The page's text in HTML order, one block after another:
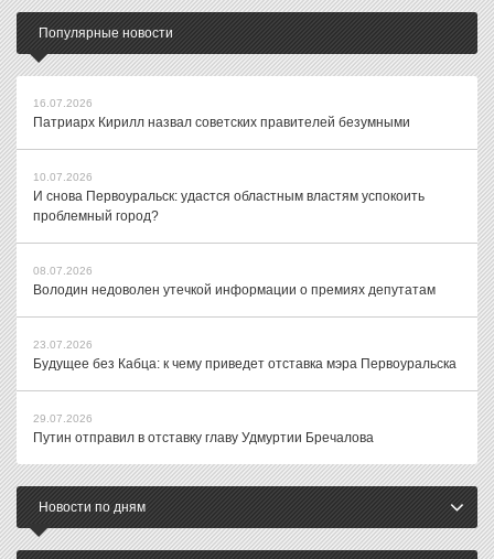
Популярные новости
16.07.2026
Патриарх Кирилл назвал советских правителей безумными
10.07.2026
И снова Первоуральск: удастся областным властям успокоить
проблемный город?
08.07.2026
Володин недоволен утечкой информации о премиях депутатам
23.07.2026
Будущее без Кабца: к чему приведет отставка мэра Первоуральска
29.07.2026
Путин отправил в отставку главу Удмуртии Бречалова
Новости по дням